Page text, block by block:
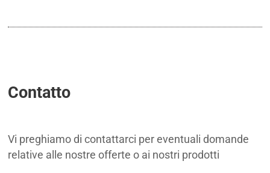
Contatto
Vi preghiamo di contattarci per eventuali domande
relative alle nostre offerte o ai nostri prodotti